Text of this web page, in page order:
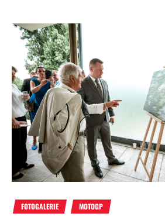
FOTOGALERIE MOTOGP